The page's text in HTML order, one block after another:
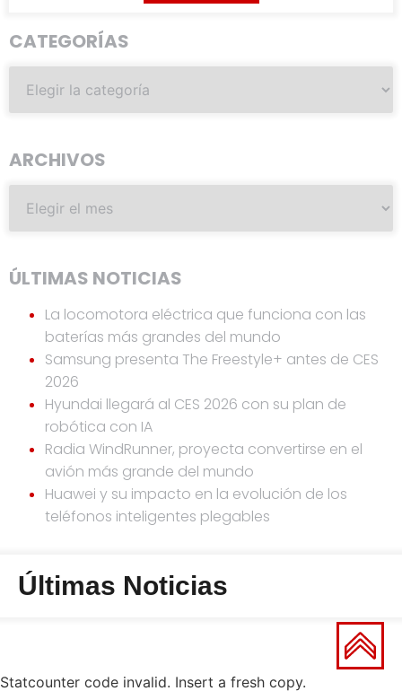
CATEGORÍAS
ARCHIVOS
ÚLTIMAS NOTICIAS
La locomotora eléctrica que funciona con las
baterías más grandes del mundo
Samsung presenta The Freestyle+ antes de CES
2026
Hyundai llegará al CES 2026 con su plan de
robótica con IA
Radia WindRunner, proyecta convertirse en el
avión más grande del mundo
Huawei y su impacto en la evolución de los
teléfonos inteligentes plegables
Últimas Noticias
Statcounter code invalid. Insert a fresh copy.